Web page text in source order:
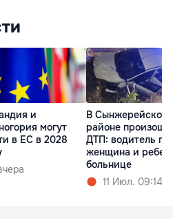
и
могут
в ЕС в 2028
В Сынжерейском
районе
ДТП: водитель
женщина и
больнице
11 Июл. 09:14